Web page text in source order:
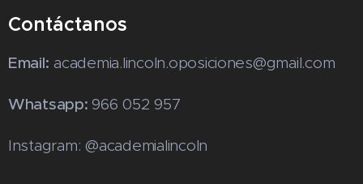
Contáctanos
Email: academia.lincoln.oposiciones@gmail.com
Whatsapp:966 052 957
Instagram: @academialincoln